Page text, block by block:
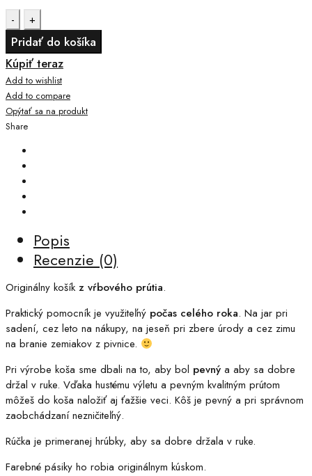
Počet
Pridať do košíka
Kúpiť teraz
Add to wishlist
Add to compare
Opýtať sa na produkt
Share
Popis
Recenzie (0)
Originálny košík z vŕbového prútia.
Praktický pomocník je využiteľný počas celého roka. Na jar pri
sadení, cez leto na nákupy, na jeseň pri zbere úrody a cez zimu
na branie zemiakov z pivnice.
Pri výrobe koša sme dbali na to, aby bol pevný a aby sa dobre
držal v ruke. Vďaka hustému výletu a pevným kvalitným prútom
môžeš do koša naložiť aj ťažšie veci. Kôš je pevný a pri správnom
zaobchádzaní nezničiteľný.
Rúčka je primeranej hrúbky, aby sa dobre držala v ruke.
Farebné pásiky ho robia originálnym kúskom.